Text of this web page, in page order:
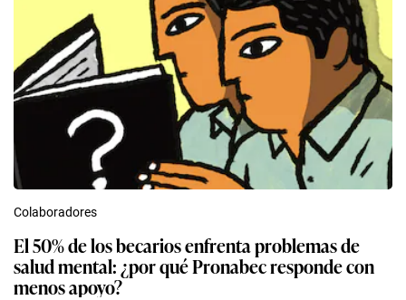
Colaboradores
El 50% de los becarios enfrenta problemas de
salud mental: ¿por qué Pronabec responde con
menos apoyo?